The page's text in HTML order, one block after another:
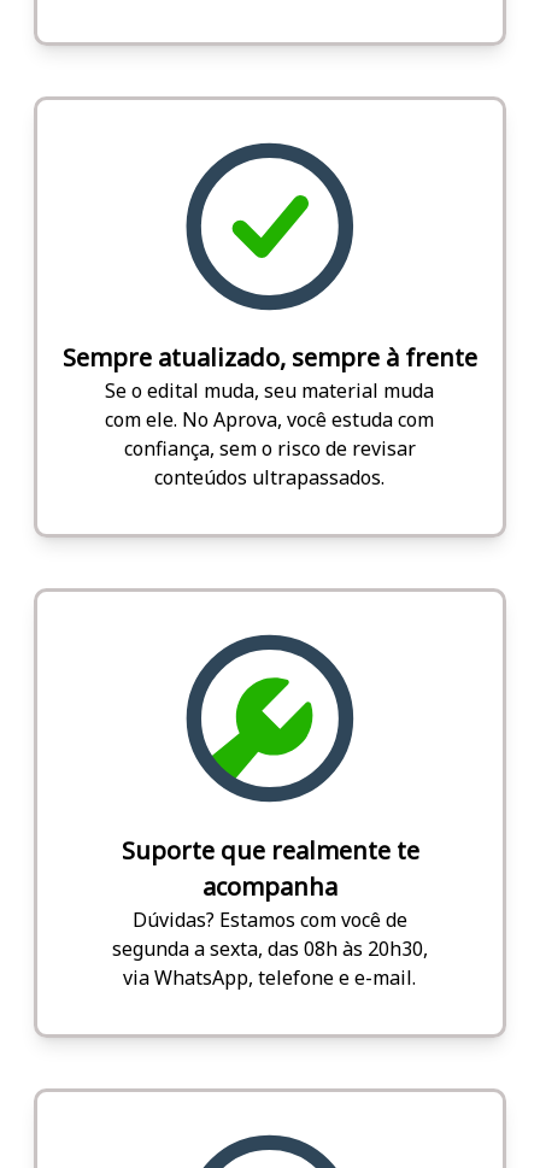
Sempre atualizado, sempre à frente
Se o edital muda, seu material muda
com ele. No Aprova, você estuda com
confiança, sem o risco de revisar
conteúdos ultrapassados.
Suporte que realmente te
acompanha
Dúvidas? Estamos com você de
segunda a sexta, das 08h às 20h30,
via WhatsApp, telefone e e-mail.